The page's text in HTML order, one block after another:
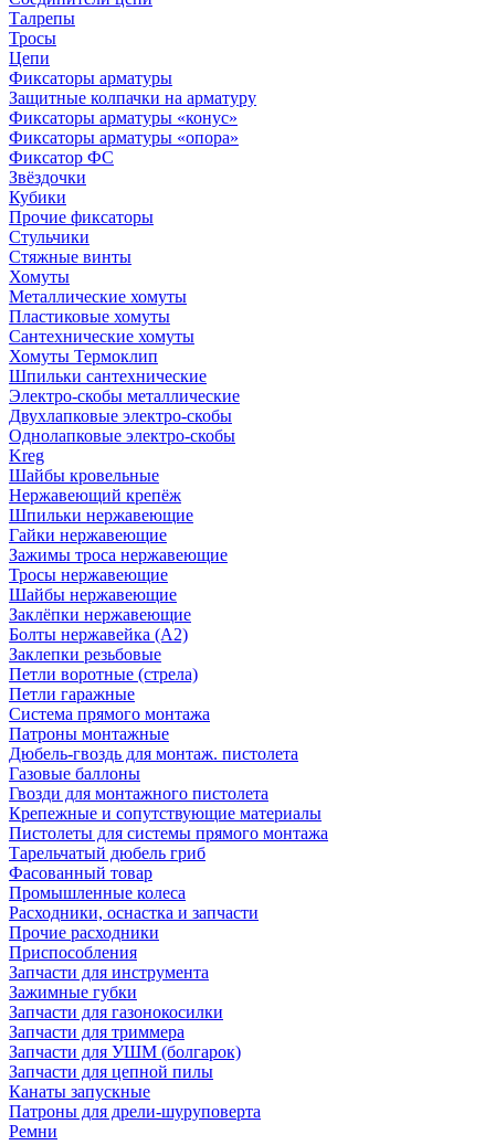
Талрепы
Тросы
Цепи
Фиксаторы арматуры
Защитные колпачки на арматуру
Фиксаторы арматуры «конус»
Фиксаторы арматуры «опора»
Фиксатор ФС
Звёздочки
Кубики
Прочие фиксаторы
Стульчики
Стяжные винты
Хомуты
Металлические хомуты
Пластиковые хомуты
Сантехнические хомуты
Хомуты Термоклип
Шпильки сантехнические
Электро-скобы металлические
Двухлапковые электро-скобы
Однолапковые электро-скобы
Kreg
Шайбы кровельные
Нержавеющий крепёж
Шпильки нержавеющие
Гайки нержавеющие
Зажимы троса нержавеющие
Тросы нержавеющие
Шайбы нержавеющие
Заклёпки нержавеющие
Болты нержавейка (А2)
Заклепки резьбовые
Петли воротные (стрела)
Петли гаражные
Система прямого монтажа
Патроны монтажные
Дюбель-гвоздь для монтаж. пистолета
Газовые баллоны
Гвозди для монтажного пистолета
Крепежные и сопутствующие материалы
Пистолеты для системы прямого монтажа
Тарельчатый дюбель гриб
Фасованный товар
Промышленные колеса
Расходники, оснастка и запчасти
Прочие расходники
Приспособления
Запчасти для инструмента
Зажимные губки
Запчасти для газонокосилки
Запчасти для триммера
Запчасти для УШМ (болгарок)
Запчасти для цепной пилы
Канаты запускные
Патроны для дрели-шуруповерта
Ремни